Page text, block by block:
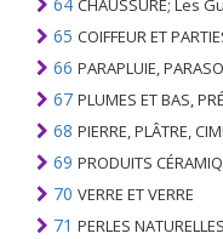
CHAUSSURE; Les
65 COIFFEUR ET
66 PARAPLUIE, PARASOLS, CANNES,
67 PLUMES ET BAS, PRÉPARÉES; ET
68 PIERRE, PLÂTRE, CIMENT,
69 PRODUITS
70 VERRE ET VERRE
71 PERLES NATURELLES ET DE CULTURE; PIERRES PRÉCIEUSES, SEMI-